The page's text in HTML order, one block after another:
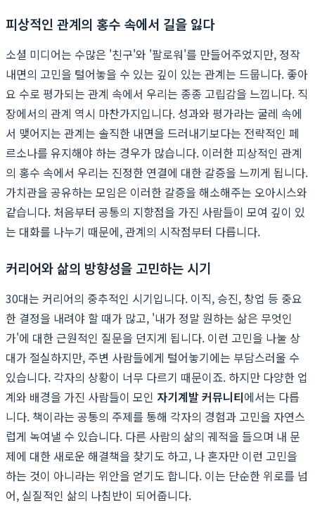
피상적인 관계의 홍수 속에서 길을 잃다
소셜 미디어는 수많은 '친구'와 '팔로워'를 만들어주었지만, 정작
내면의 고민을 털어놓을 수 있는 깊이 있는 관계는 드뭅니다. 좋아
요 수로 평가되는 관계 속에서 우리는 종종 고립감을 느낍니다. 직
장에서의 관계 역시 마찬가지입니다. 성과와 평가라는 굴레 속에
서 맺어지는 관계는 솔직한 내면을 드러내기보다는 전략적인 페
르소나를 유지해야 하는 경우가 많습니다. 이러한 피상적인 관계
의 홍수 속에서 우리는 진정한 연결에 대한 갈증을 느끼게 됩니다.
가치관을 공유하는 모임은 이러한 갈증을 해소해주는 오아시스와
같습니다. 처음부터 공통의 지향점을 가진 사람들이 모여 깊이 있
는 대화를 나누기 때문에, 관계의 시작점부터 다릅니다.
커리어와 삶의 방향성을 고민하는 시기
30대는 커리어의 중추적인 시기입니다. 이직, 승진, 창업 등 중요
한 결정을 내려야 할 때가 많고, '내가 정말 원하는 삶은 무엇인
가'에 대한 근원적인 질문을 던지게 됩니다. 이런 고민을 나눌 상
대가 절실하지만, 주변 사람들에게 털어놓기에는 부담스러울 수
있습니다. 각자의 상황이 너무 다르기 때문이죠. 하지만 다양한 업
계와 배경을 가진 사람들이 모인 자기계발 커뮤니티에서는 다릅
니다. 책이라는 공통의 주제를 통해 각자의 경험과 고민을 자연스
럽게 녹여낼 수 있습니다. 다른 사람의 삶의 궤적을 들으며 내 문
제에 대한 새로운 해결책을 찾기도 하고, 나 혼자만 이런 고민을
하는 것이 아니라는 위안을 얻기도 합니다. 이는 단순한 위로를 넘
어, 실질적인 삶의 나침반이 되어줍니다.